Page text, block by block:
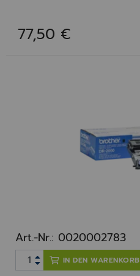
77,50 €
Art.-Nr.: 0020002783
IN DEN WARENKORB